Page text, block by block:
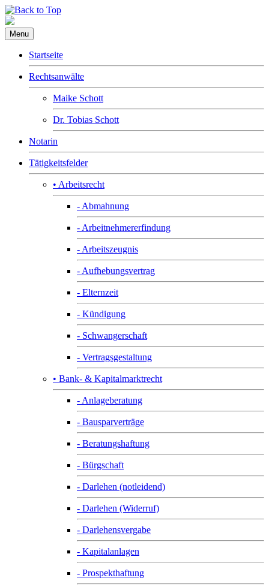
Menu
Startseite
Rechtsanwälte
Maike Schott
Dr. Tobias Schott
Notarin
Tätigkeitsfelder
• Arbeitsrecht
- Abmahnung
- Arbeitnehmererfindung
- Arbeitszeugnis
- Aufhebungsvertrag
- Elternzeit
- Kündigung
- Schwangerschaft
- Vertragsgestaltung
• Bank- & Kapitalmarktrecht
- Anlageberatung
- Bausparverträge
- Beratungshaftung
- Bürgschaft
- Darlehen (notleidend)
- Darlehen (Widerruf)
- Darlehensvergabe
- Kapitalanlagen
- Prospekthaftung